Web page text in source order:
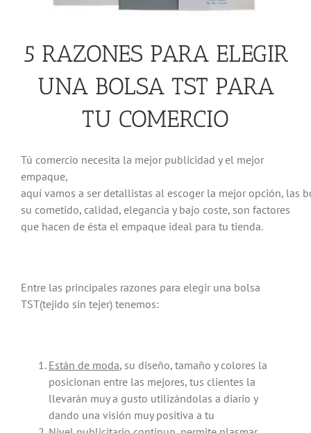
5 RAZONES PARA ELEGIR
UNA BOLSA TST PARA
TU COMERCIO
Tú comercio necesita la mejor publicidad y el mejor
empaque,
aquí vamos a ser detallistas al escoger la mejor opción, las
su cometido, calidad, elegancia y bajo coste, son factores
que hacen de ésta el empaque ideal para tu tienda.
Entre las principales razones para elegir una bolsa
TST(tejido sin tejer) tenemos:
Están de moda, su diseño, tamaño y colores la
posicionan entre las mejores, tus clientes la
llevarán muy a gusto utilizándolas a diario y
dando una visión muy positiva a tu